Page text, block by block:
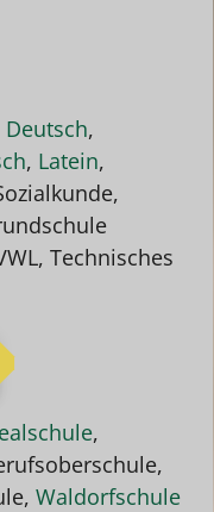
Deutsch,
, Latein,
Technisches
,
Waldorfschule